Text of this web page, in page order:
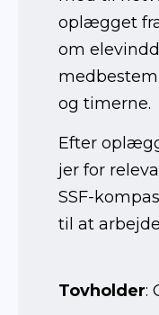
oplægget
om
og timerne.
Efter
jer for
SSF-
til at
Tovholder: